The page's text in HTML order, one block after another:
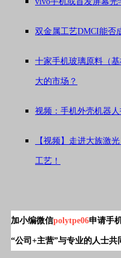
双金属工艺DMCI能否
十家手机玻璃原料（
大的市场？
视频：手机外壳机器
【视频】走进大族激
工艺！
加小编微信polytpe06申请手
“公司+主营”与专业的人士共